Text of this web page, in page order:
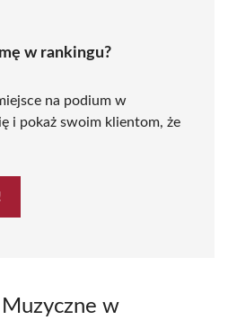
w rankingu?
na podium w
i pokaż swoim klientom, że
Muzyczne w